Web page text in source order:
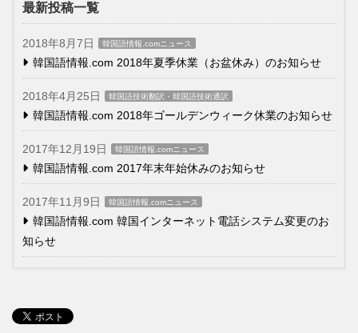
最新投稿一覧
2018年8月7日 韓国語情報.comニュース
韓国語情報.com 2018年夏季休業（お盆休み）のお知らせ
2018年4月25日 韓国語技術翻訳・韓国語技術通訳
韓国語情報.com 2018年ゴールデンウィーク休業のお知らせ
2017年12月19日 韓国語情報.comニュース
韓国語情報.com 2017年末年始休みのお知らせ
2017年11月9日 韓国語情報.comニュース
韓国語情報.com 韓国インターネット電話システム変更のお
知らせ